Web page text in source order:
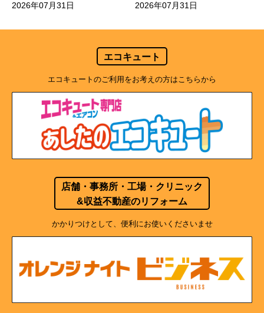
2026年07月31日 2026年07月31日
エコキュート
エコキュートのご利用をお考えの方はこちらから
店舗・事務所・工場・クリニック
&収益不動産のリフォーム
かかりつけとして、便利にお使いくださいませ